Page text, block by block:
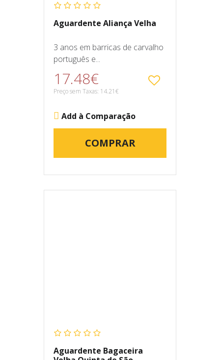
Aguardente Aliança Velha
3 anos em barricas de carvalho
português e...
17.48€
Preço sem Taxas: 14.21€
Add à Comparação
COMPRAR
Aguardente Bagaceira